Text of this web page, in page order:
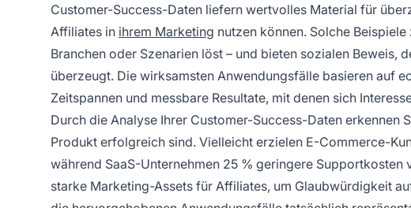
Customer-Success-Daten liefern wertvolles Material für
Affiliates in ihrem Marketing nutzen können. Solche
Branchen oder Szenarien löst – und bieten sozialen Beweis,
überzeugt. Die wirksamsten Anwendungsfälle basieren auf
Zeitspannen und messbare Resultate, mit denen sich
Durch die Analyse Ihrer Customer-Success-Daten erkennen
Produkt erfolgreich sind. Vielleicht erzielen E-Commerce-
während SaaS-Unternehmen 25 % geringere
starke Marketing-Assets für Affiliates, um Glaubwürdigkeit